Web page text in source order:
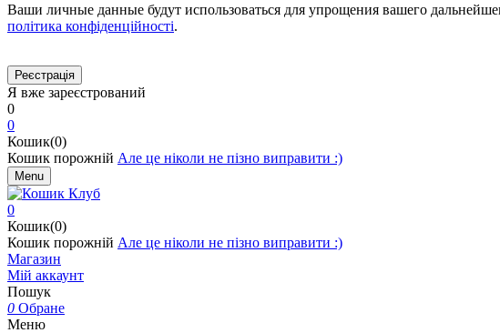
Ваши личные данные будут использоваться для упрощения вашего
політика конфіденційності.
Я вже зареєстрований
0
0
Кошик(0)
Кошик порожній Але це ніколи не пізно виправити :)
Menu
0
Кошик(0)
Кошик порожній Але це ніколи не пізно виправити :)
Магазин
Мій аккаунт
Пошук
0 Обране
Меню